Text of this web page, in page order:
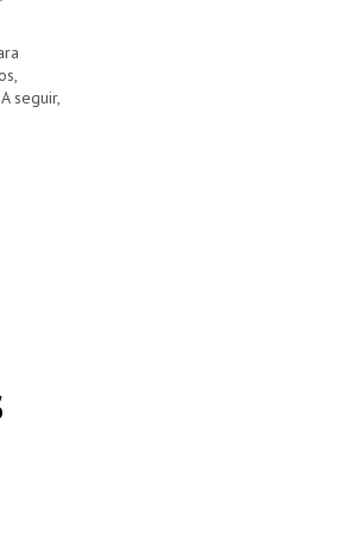
seguir,